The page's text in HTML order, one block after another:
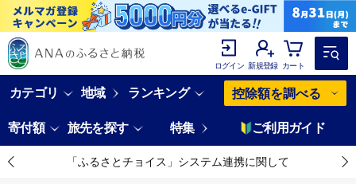
ログイン 新規登録 カート
カテゴリ 地域 ランキング 控除額を調べる
寄付額 旅先を探す 特集 ご利用ガイド
「ふるさとチョイス」システム連携に関して